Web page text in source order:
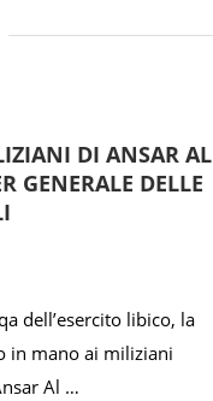
DI ANSAR AL
GENERALE DELLE
dell’esercito libico, la
in mano ai miliziani
Al …